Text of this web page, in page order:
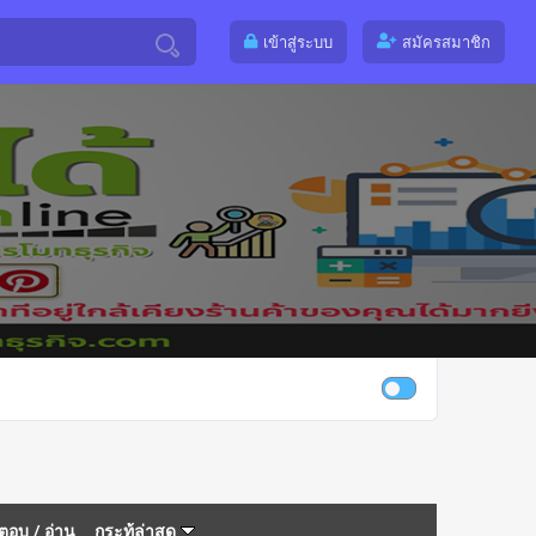
เข้าสู่ระบบ สมัครสมาชิก
อบ / อ่าน กระทู้ล่าสุด